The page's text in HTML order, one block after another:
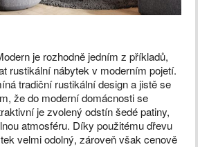
je rozhodně jedním z příkladů,
rustikální nábytek v moderním pojetí.
tradiční rustikální design a jistě se
že do moderní domácnosti se
je zvolený odstín šedé patiny,
atmosféru. Díky použitému dřevu
velmi odolný, zároveň však cenově